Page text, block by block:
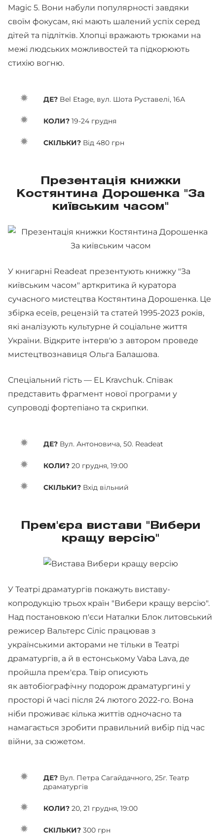
Magic 5. Вони набули популярності завдяки
своїм фокусам, які мають шалений успіх серед
дітей та підлітків. Хлопці вражають трюками на
межі людських можливостей та підкорюють
стихію вогню.
ДЕ? Bel Etage, вул. Шота Руставелі, 16А
КОЛИ? 19-24 грудня
СКІЛЬКИ? Від 480 грн
Презентація книжки
Костянтина Дорошенка "За
київським часом"
У книгарні Readeat презентують книжку "За
київським часом" арткритика й куратора
сучасного мистецтва Костянтина Дорошенка. Це
збірка есеїв, рецензій та статей 1995-2023 років,
які аналізують культурне й соціальне життя
України. Відкрите інтерв'ю з автором проведе
мистецтвознавиця Ольга Балашова.
Спеціальний гість — EL Kravchuk. Співак
представить фрагмент нової програми у
супроводі фортепіано та скрипки.
ДЕ? Вул. Антоновича, 50. Readeat
КОЛИ? 20 грудня, 19:00
СКІЛЬКИ? Вхід вільний
Прем'єра вистави "Вибери
кращу версію"
У Театрі драматургів покажуть виставу-
копродукцію трьох країн "Вибери кращу версію".
Над постановкою п'єси Наталки Блок литовський
режисер Вальтерс Сіліс працював з
українськими акторами не тільки в Театрі
драматургів, а й в естонському Vaba Lava, де
пройшла прем'єра. Твір описують
як автобіографічну подорож драматургині у
просторі й часі після 24 лютого 2022-го. Вона
ніби проживає кілька життів одночасно та
намагається зробити правильний вибір під час
війни, за сюжетом.
ДЕ? Вул. Петра Сагайдачного, 25г. Театр
драматургів
КОЛИ? 20, 21 грудня, 19:00
СКІЛЬКИ? 300 грн